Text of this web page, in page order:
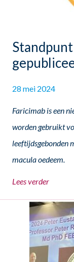
28 mei 2024
Faricimab is een
worden gebruikt
leeftijdsgebonden
macula oedeem.
Lees verder